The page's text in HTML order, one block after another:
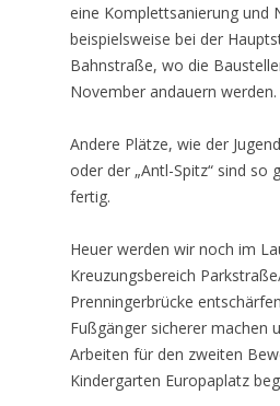
eine Komplettsanierung und
beispielsweise bei der
Bahnstraße, wo die
November andauern werden.
Andere Plätze, wie der
oder der „Antl-Spitz“ sind
fertig.
Heuer werden wir noch im
Kreuzungsbereich
Prenningerbrücke
Fußgänger sicherer machen
Arbeiten für den zweiten
Kindergarten Europaplatz